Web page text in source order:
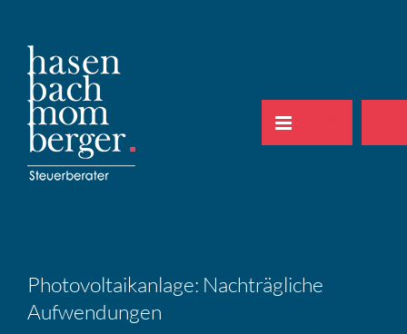
springen
Photo­vol­ta­ik­an­lage: Nachträg­liche
Aufwen­dungen